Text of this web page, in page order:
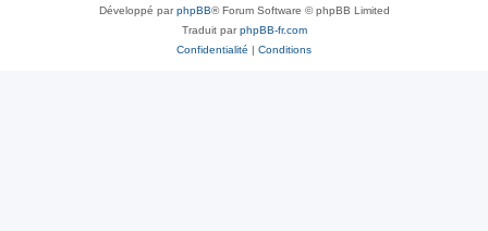
Développé parphpBB® Forum Software © phpBB Limited
Traduit parphpBB-fr.com
Confidentialité | Conditions